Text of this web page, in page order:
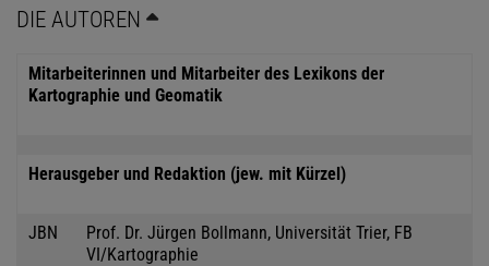
DIE AUTOREN
Mitarbeiterinnen und Mitarbeiter des Lexikons der
Kartographie und Geomatik
Herausgeber und Redaktion (jew. mit Kürzel)
JBN
Prof. Dr. Jürgen Bollmann, Universität Trier, FB
VI/Kartographie